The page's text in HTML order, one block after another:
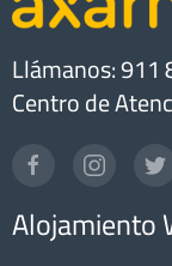
Llámanos: 911
Centro de
Alojamiento